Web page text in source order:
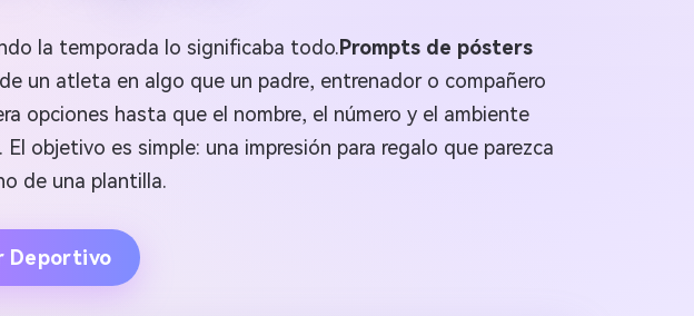
la temporada lo significaba todo.Prompts de pósters
un atleta en algo que un padre, entrenador o compañero
opciones hasta que el nombre, el número y el ambiente
objetivo es simple: una impresión para regalo que parezca
de una plantilla.
Deportivo